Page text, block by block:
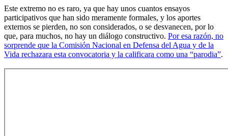
Este extremo no es raro, ya que hay unos cuantos ensayos
participativos que han sido meramente formales, y los aportes
externos se pierden, no son considerados, o se desvanecen, por lo
que, para muchos, no hay un diálogo constructivo. Por esa razón, no
sorprende que la Comisión Nacional en Defensa del Agua y de la
Vida rechazara esta convocatoria y la calificara como una “parodia”.